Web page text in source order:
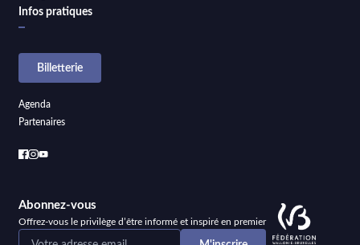
Infos pratiques
Billetterie
Agenda
Partenaires
Abonnez-vous
Offrez-vous le privilège d’être informé et inspiré en premier